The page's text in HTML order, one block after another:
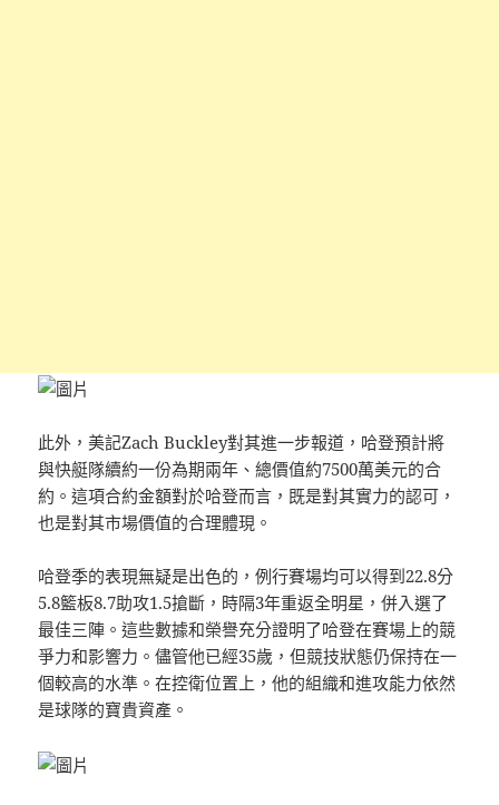
此外，美記Zach Buckley對其進一步報道，哈登預計將
與快艇隊續約一份為期兩年、總價值約7500萬美元的合
約。這項合約金額對於哈登而言，既是對其實力的認可，
也是對其市場價值的合理體現。
哈登季的表現無疑是出色​​的，例行賽場均可以得到22.8分
5.8籃板8.7助攻1.5搶斷，時隔3年重返全明星，併入選了
最佳三陣。這些數據和榮譽充分證明了哈登在賽場上的競
爭力和影響力。儘管他已經35歲，但競技狀態仍保持在一
個較高的水準。在控衛位置上，他的組織和進攻能力依然
是球隊的寶貴資產。